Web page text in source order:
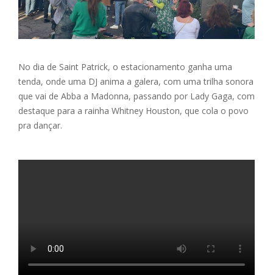
No dia de Saint Patrick, o estacionamento ganha uma
tenda, onde uma DJ anima a galera, com uma trilha sonora
que vai de Abba a Madonna, passando por Lady Gaga, com
destaque para a rainha Whitney Houston, que cola o povo
pra dançar.